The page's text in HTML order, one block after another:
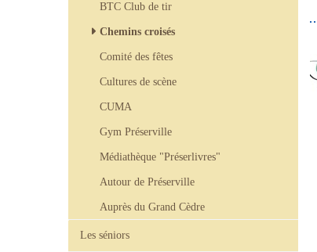
BTC Club de tir
Chemins croisés
Comité des fêtes
Cultures de scène
CUMA
Gym Préserville
Médiathèque "Préserlivres"
Autour de Préserville
Auprès du Grand Cèdre
Les séniors